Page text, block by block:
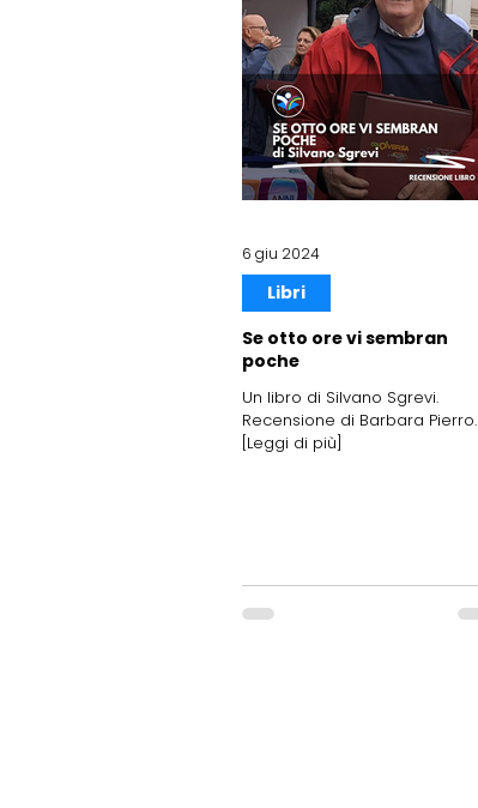
Se otto ore vi sembran
poche
Un libro di Silvano Sgrevi.
Recensione di Barbara Pierro.
[Leggi di più]
Libri
6 giu 2024